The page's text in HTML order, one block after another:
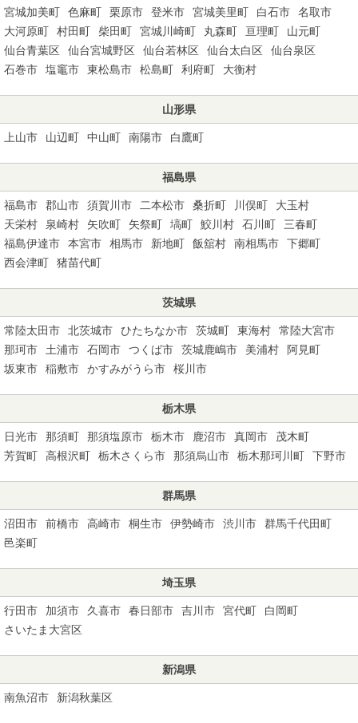
宮城加美町 色麻町 栗原市 登米市 宮城美里町 白石市
名取市
大河原町
村田町 柴田町 宮城川崎町 丸森町 亘理町
山元町
仙台青葉区
仙台宮城野区 仙台若林区 仙台太白区
仙台泉区
石巻市
塩竈市 東松島市 松島町 利府町 大衡村
山形県
上山市 山辺町 中山町 南陽市 白鷹町
福島県
福島市 郡山市 須賀川市 二本松市 桑折町 川俣町
大玉村
天栄村
泉崎村 矢吹町 矢祭町 塙町 鮫川村 石川町
三春町
福島伊達市
本宮市 相馬市 新地町 飯舘村 南相馬市
下郷町
西会津町
猪苗代町
茨城県
常陸太田市 北茨城市 ひたちなか市 茨城町 東海村
常陸大宮市
那珂市
土浦市 石岡市 つくば市 茨城鹿嶋市 美浦村
阿見町
坂東市
稲敷市 かすみがうら市 桜川市
栃木県
日光市 那須町 那須塩原市 栃木市 鹿沼市 真岡市
茂木町
芳賀町
高根沢町 栃木さくら市 那須烏山市 栃木那珂川町 下野市
群馬県
沼田市 前橋市 高崎市 桐生市 伊勢崎市 渋川市
群馬千代田町
邑楽町
埼玉県
行田市 加須市 久喜市 春日部市 吉川市 宮代町
白岡町
さいたま大宮区
新潟県
南魚沼市 新潟秋葉区